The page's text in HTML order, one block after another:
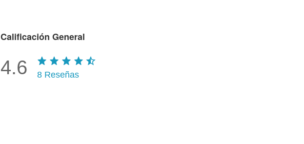
Calificación General
4.6 8 Reseñas